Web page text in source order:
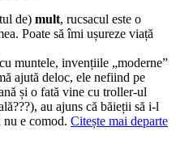
de) mult, rucsacul este o
Poate să îmi ușureze viață
muntele, invențiile „moderne”
ajută deloc, ele nefiind pe
și o fată vine cu troller-ul
au ajuns că băieții să i-l
e comod. Citește mai departe